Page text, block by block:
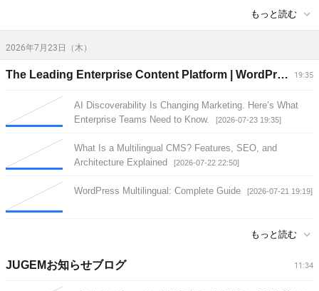
もっと読む
2026年7月23日（木）
19:35
The Leading Enterprise Content Platform | WordPress VIP
AI Discoverability Is Changing Marketing. Here’s What
Enterprise Teams Need to Know.
[2026-07-23 19:35]
What Is a Multilingual CMS? Features, SEO, and
Architecture Explained
[2026-07-22 22:50]
WordPress Multilingual: Complete Guide [2026-07-21 19:19]
もっと読む
11:34
JUGEMお知らせブログ